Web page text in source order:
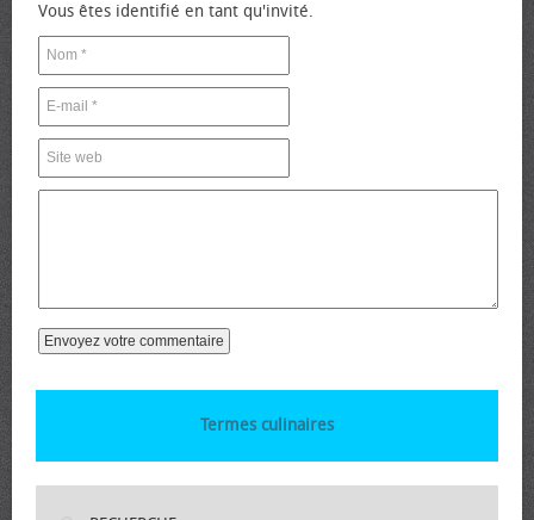
Vous êtes identifié en tant qu'invité.
Termes culinaires